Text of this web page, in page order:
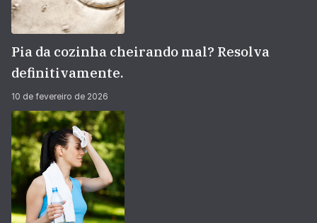
Pia da cozinha cheirando mal? Resolva
definitivamente.
10 de fevereiro de 2026